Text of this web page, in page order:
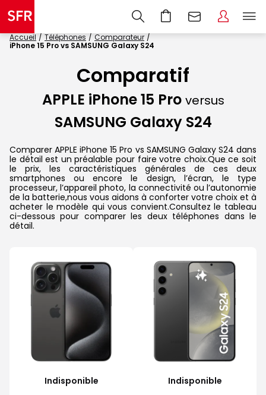
Accueil Téléphones
Comparateur
iPhone 15 Pro vs SAMSUNG Galaxy S24
Comparatif
APPLE iPhone 15 Pro versus
SAMSUNG Galaxy S24
Comparer APPLE iPhone 15 Pro vs SAMSUNG Galaxy S24 dans
le détail est un préalable pour faire votre choix.Que ce soit
le prix, les caractéristiques générales de ces deux
smartphones ou encore le design, l’écran, le type
processeur, l’appareil photo, la connectivité ou l’autonomie
de la batterie,nous vous aidons à conforter votre choix et à
acheter le modèle qui vous convient.Consultez le tableau
ci-dessous pour comparer les deux téléphones dans le
détail.
Indisponible
Indisponible